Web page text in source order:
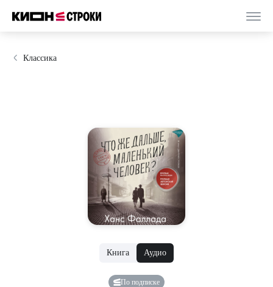
Классика
Книга Аудио
По подписке